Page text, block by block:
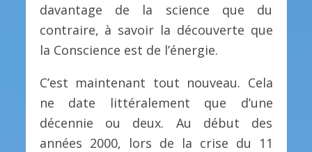
davantage de la science que du
contraire, à savoir la découverte que
la Conscience est de l’énergie.
C’est maintenant tout nouveau. Cela
ne date littéralement que d’une
décennie ou deux. Au début des
années 2000, lors de la crise du 11